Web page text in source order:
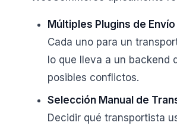
Múltiples Plugins de
Cada uno para un
lo que lleva a un backend
posibles conflictos.
Selección Manual de
Decidir qué transportista